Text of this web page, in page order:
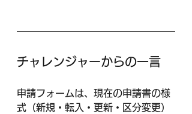
チャレンジャーからの一言
申請フォームは、現在の申請書の様
式（新規・転入・更新・区分変更）